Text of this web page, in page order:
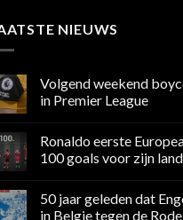
NIEUWS
Volgend weekend
in Premier League
op
Volgend
weekend
media
in
Ronaldo eerste
100 goals voor zijn
op
Ronaldo
50 jaar geleden dat
in Belgie tegen de